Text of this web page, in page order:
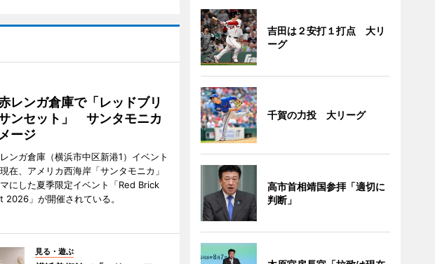
レンガ倉庫で「レッドブリ
ンセット」 サンタモニカ
ージ
ンガ倉庫（横浜市中区新港1）イベント
在、アメリカ西海岸「サンタモニカ」
にした夏季限定イベント「Red Brick
2026」が開催されている。
見る・遊ぶ
吉田は２安打１打点 大リ
ーグ
千賀の力投 大リーグ
高市首相靖国参拝「適切に
判断」